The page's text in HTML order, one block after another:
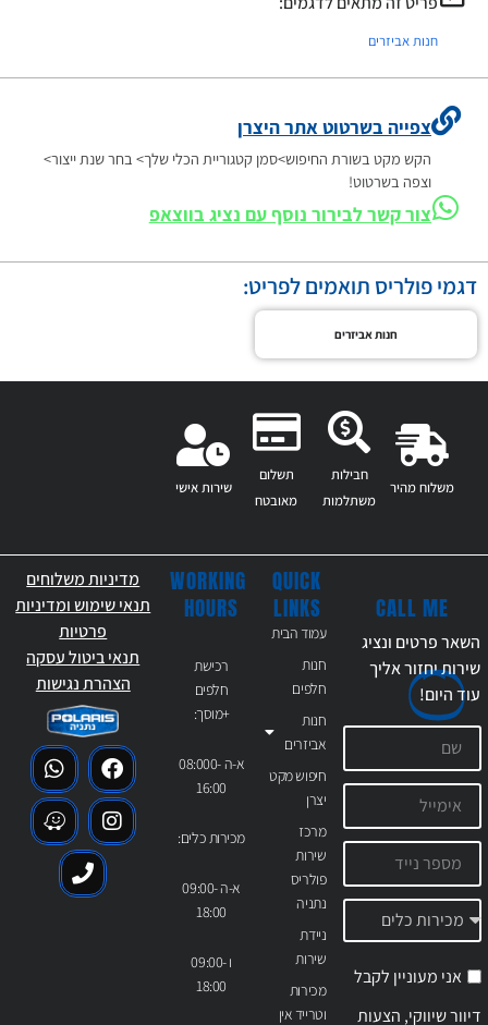
חנות אביזרים
צפייה בשרטוט אתר היצרן
הקש מקט בשורת החיפוש>סמן קטגוריית הכלי שלך> בחר שנת ייצור>
וצפה בשרטוט!
צור קשר לבירור נוסף עם נציג בווצאפ
דגמי פולריס תואמים לפריט:
חנות אביזרים
משלוח מהיר
חבילות
משתלמות
תשלום
מאובטח
שירות אישי
QUICK
LINKS
עמוד הבית
חנות
חלפים
חנות
אביזרים
חיפוש מקט
יצרן
מרכז
שירות
פולריס
נתניה
ניידת
שירות
מכירות
וטרייד אין
WORKING
HOURS
רכישת
חלפים
+מוסך:
א-ה 08:000-
16:00
מכירות כלים:
א-ה 09:00-
18:00
ו 09:00-
18:00
CALL ME
השאר פרטים ונציג
שירות יחזור אליך
עודהיום!
אני מעוניין לקבל
דיוור שיווקי, הצעות
מדיניות משלוחים
תנאי שימוש ומדיניות
פרטיות
תנאי ביטול עסקה
הצהרת נגישות